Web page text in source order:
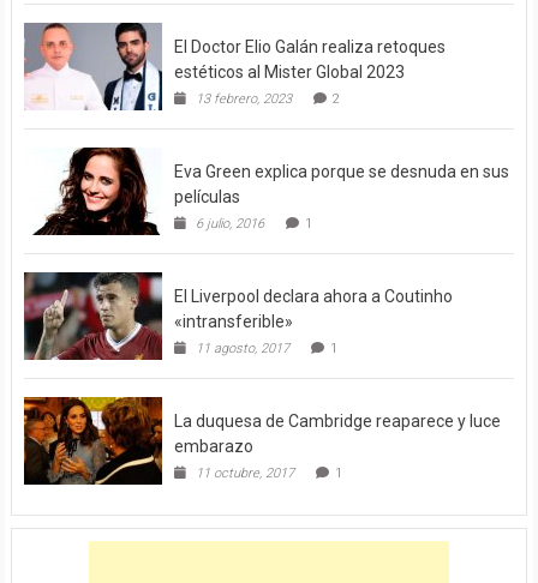
El Doctor Elio Galán realiza retoques
estéticos al Mister Global 2023
13 febrero, 2023 2
Eva Green explica porque se desnuda en sus
películas
6 julio, 2016 1
El Liverpool declara ahora a Coutinho
«intransferible»
11 agosto, 2017 1
La duquesa de Cambridge reaparece y luce
embarazo
11 octubre, 2017 1